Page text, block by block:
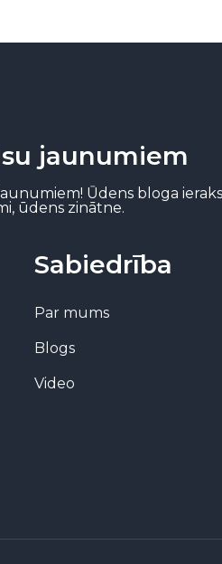
jaunumiem
Ūdens bloga
ūdens zinātne.
Sabiedrība
Par mums
Blogs
Video